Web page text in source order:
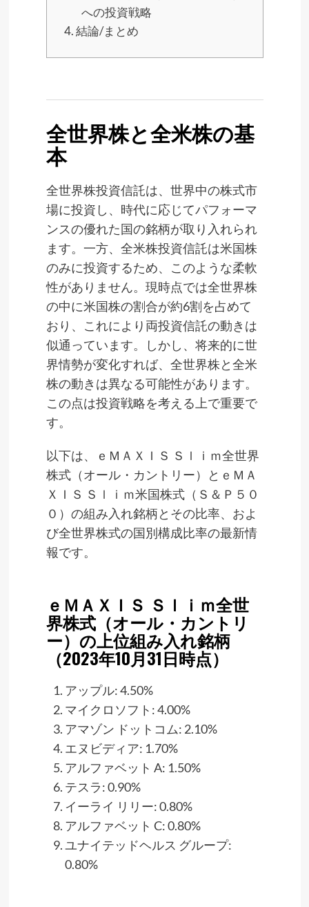
への投資戦略
4.結論/まとめ
全世界株と全米株の基
本
全世界株投資信託は、世界中の株式市
場に投資し、時代に応じてパフォーマ
ンスの優れた国の銘柄が取り入れられ
ます。一方、全米株投資信託は米国株
のみに投資するため、このような柔軟
性がありません。現時点では全世界株
の中に米国株の割合が約6割を占めて
おり、これにより両投資信託の動きは
似通っています。しかし、将来的に世
界情勢が変化すれば、全世界株と全米
株の動きは異なる可能性があります。
この点は投資戦略を考える上で重要で
す。
以下は、ｅＭＡＸＩＳ Ｓｌｉｍ全世界
株式（オール・カントリー）とｅＭＡ
ＸＩＳ Ｓｌｉｍ米国株式（Ｓ＆Ｐ５０
０）の組み入れ銘柄とその比率、およ
び全世界株式の国別構成比率の最新情
報です。
ｅＭＡＸＩＳ Ｓｌｉｍ全世
界株式（オール・カントリ
ー）の上位組み入れ銘柄
（2023年10月31日時点）
アップル: 4.50%
マイクロソフト: 4.00%
アマゾン ドットコム: 2.10%
エヌビディア: 1.70%
アルファベット A: 1.50%
テスラ: 0.90%
イーライ リリー: 0.80%
アルファベット C: 0.80%
ユナイテッドヘルス グループ:
0.80%